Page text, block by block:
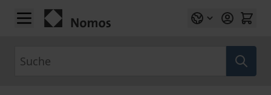
Zum Inhalt springen